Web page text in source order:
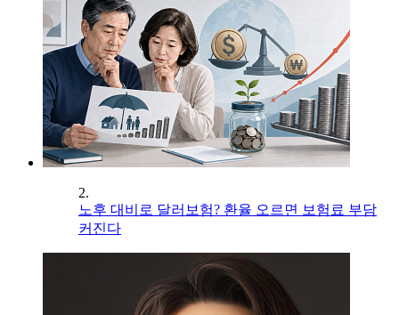
2.
노후 대비로 달러보험? 환율 오르면 보험료 부담
커진다